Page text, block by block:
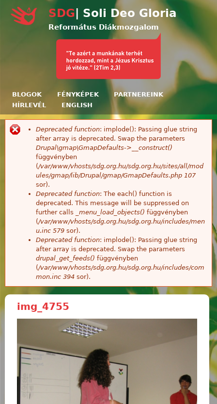
Ugrás a tartalomra
SDG | Soli Deo Gloria
Református Diákmozgalom
BLOGOK FÉNYKÉPEK
PARTNEREINK
HÍRLEVÉL
ENGLISH
Hibaüzenet
Deprecated function: implode(): Passing glue string
after array is deprecated. Swap the parameters
Drupal\gmap\GmapDefaults->__construct()
függvényben
(/var/www/vhosts/sdg.org.hu/sdg.org.hu/sites/all/mod
ules/gmap/lib/Drupal/gmap/GmapDefaults.php 107
sor).
Deprecated function: The each() function is
deprecated. This message will be suppressed on
further calls
_menu_load_objects() függvényben
(/var/www/vhosts/sdg.org.hu/sdg.org.hu/includes/men
u.inc 579 sor).
Deprecated function: implode(): Passing glue string
after array is deprecated. Swap the parameters
drupal_get_feeds() függvényben
(/var/www/vhosts/sdg.org.hu/sdg.org.hu/includes/com
mon.inc 394 sor).
img_4755